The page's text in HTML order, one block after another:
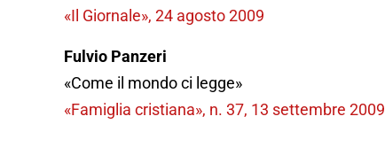
«Il Giornale», 24 agosto 2009
Fulvio Panzeri
«Come il mondo ci legge»
«Famiglia cristiana», n. 37, 13 settembre 2009